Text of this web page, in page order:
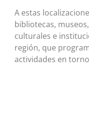
A estas
bibliotecas,
culturales e
región, que
actividades en